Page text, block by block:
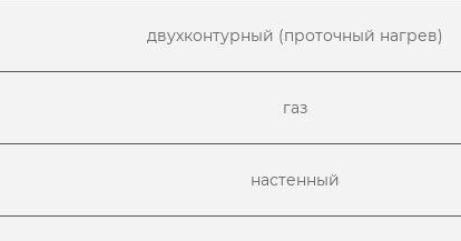
двухконтурный (проточный нагрев)
газ
настенный